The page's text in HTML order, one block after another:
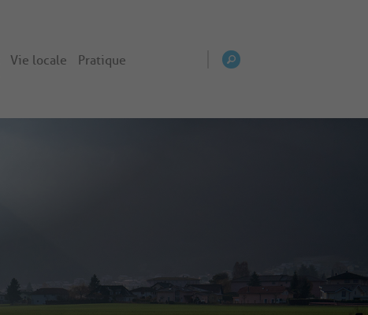
Vie locale Pratique